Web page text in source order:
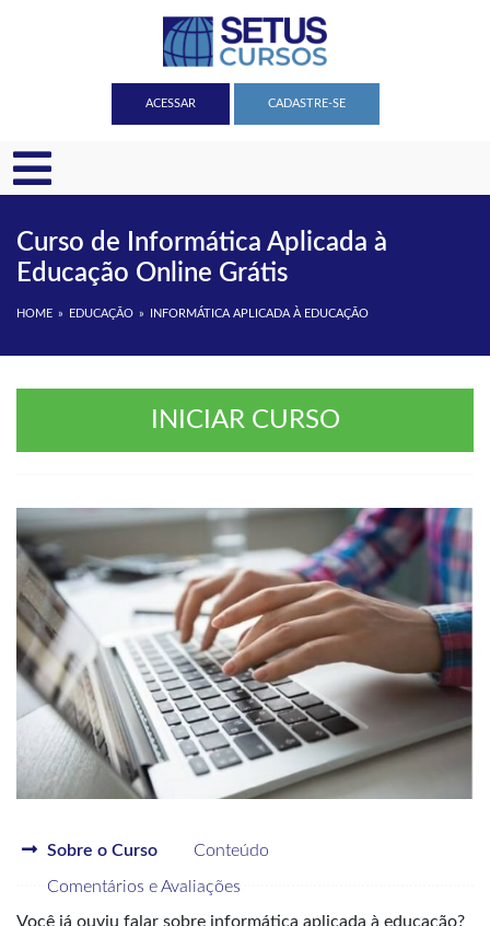
ACESSAR CADASTRE-SE
Curso de Informática Aplicada à
Educação Online Grátis
HOME EDUCAÇÃO INFORMÁTICA APLICADA À EDUCAÇÃO
INICIAR CURSO
Sobre o Curso Conteúdo
Comentários e Avaliações
Você já ouviu falar sobre informática aplicada à educação?